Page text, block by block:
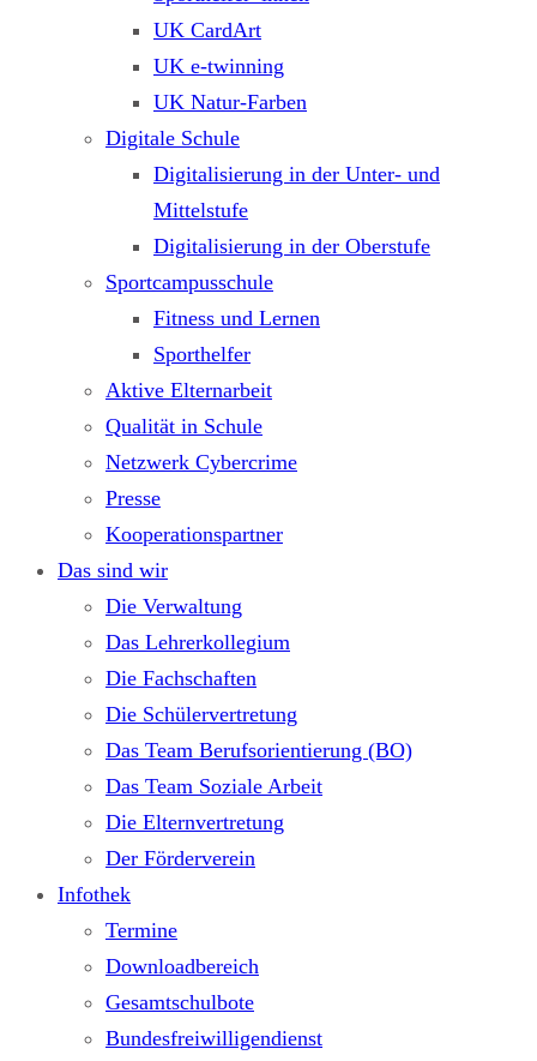
UK CardArt
UK e-twinning
UK Natur-Farben
Digitale Schule
Digitalisierung in der Unter- und
Mittelstufe
Digitalisierung in der Oberstufe
Sportcampusschule
Fitness und Lernen
Sporthelfer
Aktive Elternarbeit
Qualität in Schule
Netzwerk Cybercrime
Presse
Kooperationspartner
Das sind wir
Die Verwaltung
Das Lehrerkollegium
Die Fachschaften
Die Schülervertretung
Das Team Berufsorientierung (BO)
Das Team Soziale Arbeit
Die Elternvertretung
Der Förderverein
Infothek
Termine
Downloadbereich
Gesamtschulbote
Bundesfreiwilligendienst